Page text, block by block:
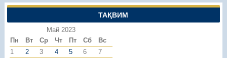
ТАҚВИМ
Май 2023
Пн
Вт Ср Чт Пт Сб Вс
1 2 3 4 5 6
7